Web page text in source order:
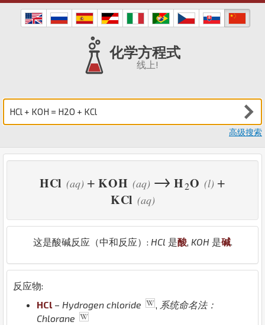
化学方程式
线上!
高级搜索
HCl (aq) + KOH (aq) → H2O (l) +
KCl (aq)
这是酸碱反应（中和反应）: HCl 是酸, KOH 是碱.
反应物:
HCl – Hydrogen chloride
系统命名法：
Chlorane